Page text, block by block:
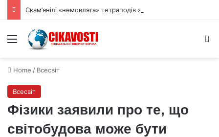
Menu
Home / Всесвіт
Всесвіт
Фізики заявили про те, що
світобудова може бути